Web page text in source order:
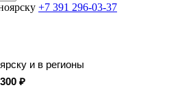
+7 391 296-03-37
и в регионы
₽